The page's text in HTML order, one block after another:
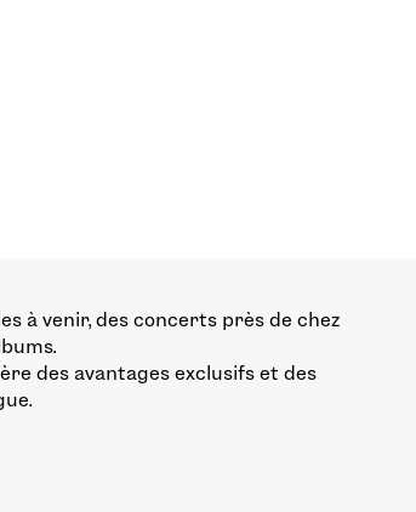
à venir, des concerts près de chez
des avantages exclusifs et des